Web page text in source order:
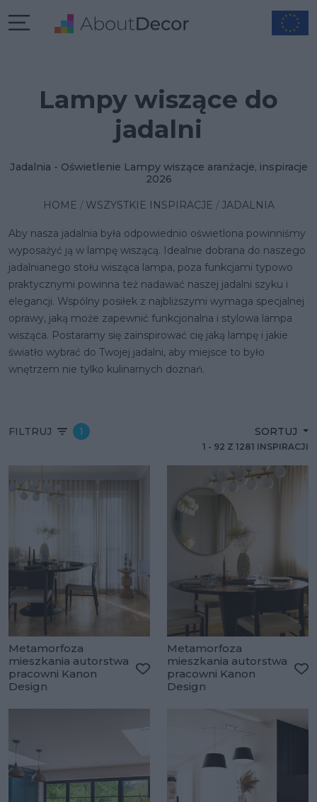
Lampy wiszące do
jadalni
Jadalnia - Oświetlenie Lampy wiszące aranżacje, inspiracje
2026
HOME WSZYSTKIE INSPIRACJE JADALNIA
Aby nasza jadalnia była odpowiednio oświetlona powinniśmy
wyposażyć ją w lampę wiszącą. Idealnie dobrana do naszego
jadalnianego stołu wisząca lampa, poza funkcjami typowo
praktycznymi powinna też nadawać naszej jadalni szyku i
elegancji. Wspólny posiłek z najbliższymi wymaga specjalnej
oprawy, jaką może zapewnić funkcjonalna i stylowa lampa
wisząca. Postaramy się zainspirować cię jaką lampę i jakie
światło wybrać do Twojej jadalni, aby miejsce to było
wnętrzem nie tylko kulinarnych doznań.
FILTRUJ 1 SORTUJ
1 - 92 Z 1281 INSPIRACJI
Metamorfoza
mieszkania autorstwa
pracowni Kanon
Design
Dodaj do ulubionych
Metamorfoza
mieszkania autorstwa
pracowni Kanon
Design